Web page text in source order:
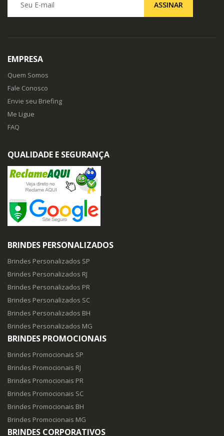
ASSINAR
EMPRESA
Quem Somos
Fale Conosco
Envie seu Briefing
Me Ligue
FAQ
QUALIDADE E SEGURANÇA
BRINDES PERSONALIZADOS
Brindes Personalizados SP
Brindes Personalizados RJ
Brindes Personalizados PR
Brindes Personalizados SC
Brindes Personalizados BH
Brindes Personalizados MG
BRINDES PROMOCIONAIS
Brindes Promocionais SP
Brindes Promocionais RJ
Brindes Promocionais PR
Brindes Promocionais SC
Brindes Promocionais BH
Brindes Promocionais MG
BRINDES CORPORATIVOS